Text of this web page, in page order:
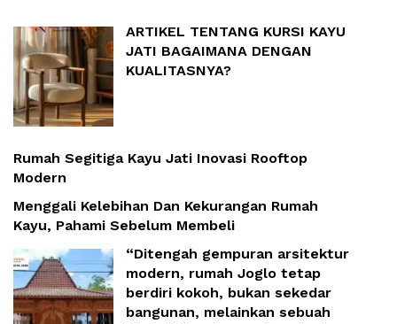
ARTIKEL TENTANG KURSI KAYU
JATI BAGAIMANA DENGAN
KUALITASNYA?
Rumah Segitiga Kayu Jati Inovasi Rooftop
Modern
Menggali Kelebihan Dan Kekurangan Rumah
Kayu, Pahami Sebelum Membeli
“Ditengah gempuran arsitektur
modern, rumah Joglo tetap
berdiri kokoh, bukan sekedar
bangunan, melainkan sebuah